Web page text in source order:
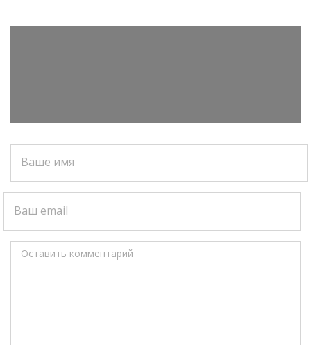
Ваше имя
Ваш email
Оставить комментарий